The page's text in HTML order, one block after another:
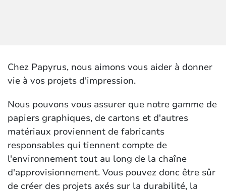
Chez Papyrus, nous aimons vous aider à donner
vie à vos projets d'impression.
Nous pouvons vous assurer que notre gamme de
papiers graphiques, de cartons et d'autres
matériaux proviennent de fabricants
responsables qui tiennent compte de
l'environnement tout au long de la chaîne
d'approvisionnement. Vous pouvez donc être sûr
de créer des projets axés sur la durabilité, la